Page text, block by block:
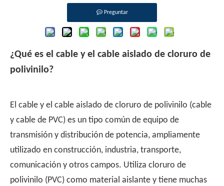
Preguntar
¿Qué es el cable y el cable aislado de cloruro de
polivinilo?
El cable y el cable aislado de cloruro de polivinilo (cable
y cable de PVC) es un tipo común de equipo de
transmisión y distribución de potencia, ampliamente
utilizado en construcción, industria, transporte,
comunicación y otros campos. Utiliza cloruro de
polivinilo (PVC) como material aislante y tiene muchas